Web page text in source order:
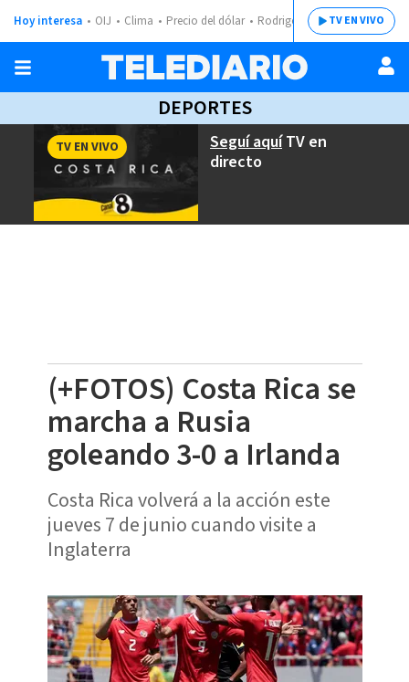
Hoy interesa OIJ Clima Precio del dólar Rodrigo ChavesTV EN VIVO
DEPORTES
Seguí aquíTV en
directo
TV EN VIVO
(+FOTOS) Costa Rica se
marcha a Rusia
goleando 3-0 a Irlanda
Costa Rica volverá a la acción este
jueves 7 de junio cuando visite a
Inglaterra